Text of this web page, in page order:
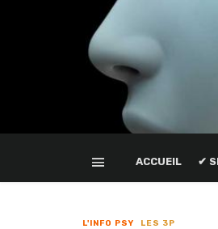
ACCUEIL ✔
L'INFO PSY LES 3P